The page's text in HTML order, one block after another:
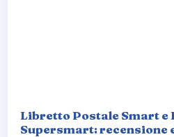
Libretto Postale Smart e
Supersmart: recensione